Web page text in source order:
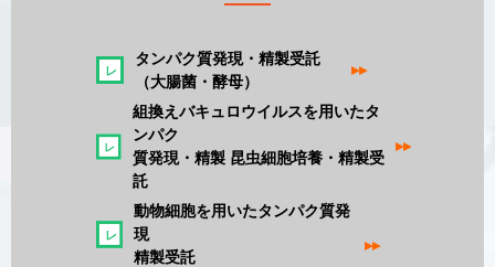
タンパク質発現・精製受託
（大腸菌・酵母）
▸▸
組換えバキュロウイルスを用いたタ
ンパク
質発現・精製 昆虫細胞培養・精製受
託
▸▸
動物細胞を用いたタンパク質発
現
精製受託
▸▸